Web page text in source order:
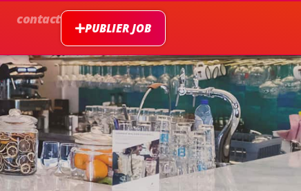
contact
PUBLIER JOB